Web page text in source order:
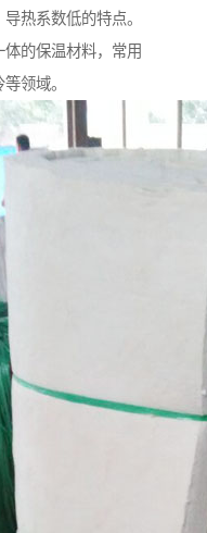
热系数低的特点。
的保温材料，常用
领域。